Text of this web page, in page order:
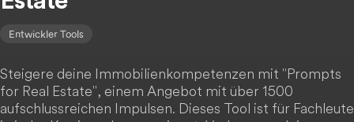
Entwickler Tools
Steigere deine Immobilienkompetenzen mit "Prompts
for Real Estate", einem Angebot mit über 1500
aufschlussreichen Impulsen. Dieses Tool ist für Fachleute